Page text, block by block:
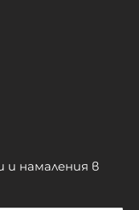
и намаления в